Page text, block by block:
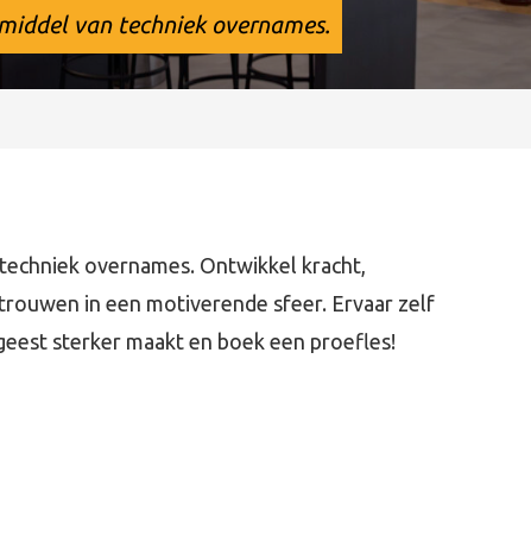
van techniek overnames.
overnames. Ontwikkel kracht,
in een motiverende sfeer. Ervaar zelf
sterker maakt en boek een proefles!